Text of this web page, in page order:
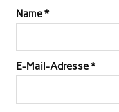
Name*
E-Mail-Adresse*